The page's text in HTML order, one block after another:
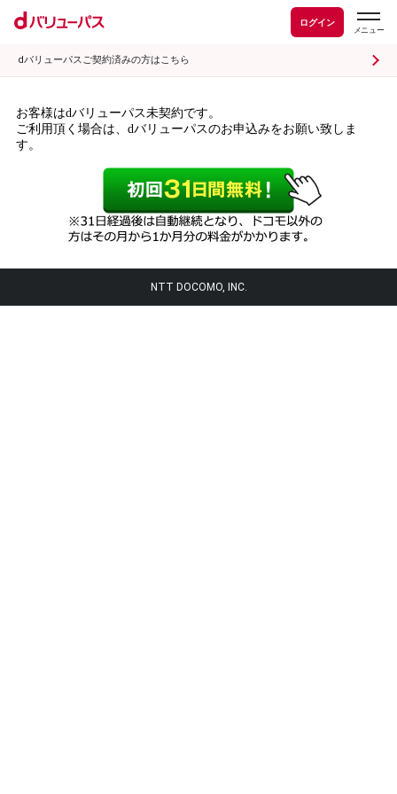
ログイン
dバリューパスご契約済みの方はこちら
お客様はdバリューパス未契約です。
ご利用頂く場合は、dバリューパスのお申込みをお願い致しま
す。
NTT DOCOMO, INC.